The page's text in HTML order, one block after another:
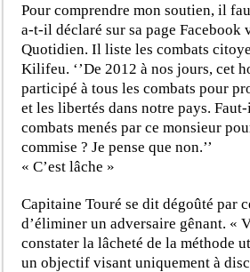
Pour comprendre mon soutien, il
a-t-il déclaré sur sa page Facebook
Quotidien. Il liste les combats
Kilifeu. ‘’De 2012 à nos jours, cet
participé à tous les combats pour
et les libertés dans notre pays.
combats menés par ce monsieur
commise ? Je pense que non.’’
« C’est lâche »
Capitaine Touré se dit dégoûté par
d’éliminer un adversaire gênant. «
constater la lâcheté de la méthode
un objectif visant uniquement à